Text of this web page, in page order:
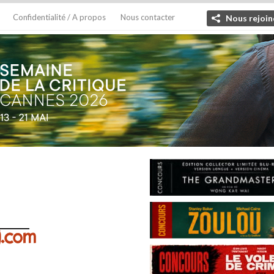
Confidentialité / A propos Nous contacter Nous